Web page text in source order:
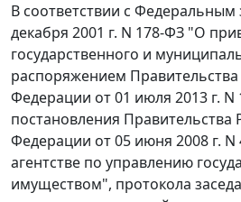
В соответствии с Федеральным
декабря 2001 г. N 178-ФЗ "О
государственного и
распоряжением Правительства
Федерации от 01 июля 2013 г.
постановления Правительства
Федерации от 05 июня 2008 г.
агентстве по управлению
имуществом", протокола